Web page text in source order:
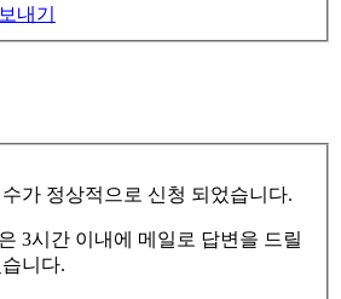
보내기
가 정상적으로 신청 되었습니다.
3시간 이내에 메일로 답변을 드릴
니다.